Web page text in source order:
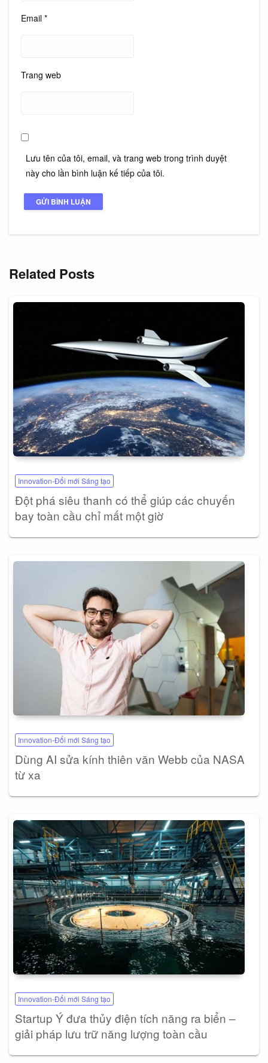
Email *
Trang web
Lưu tên của tôi, email, và trang web trong trình duyệt
này cho lần bình luận kế tiếp của tôi.
Related Posts
Innovation-Đổi mới Sáng tạo
Đột phá siêu thanh có thể giúp các chuyến
bay toàn cầu chỉ mất một giờ
Innovation-Đổi mới Sáng tạo
Dùng AI sửa kính thiên văn Webb của NASA
từ xa
Innovation-Đổi mới Sáng tạo
Startup Ý đưa thủy điện tích năng ra biển –
giải pháp lưu trữ năng lượng toàn cầu